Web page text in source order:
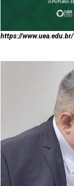
https://www.uea.edu.br/